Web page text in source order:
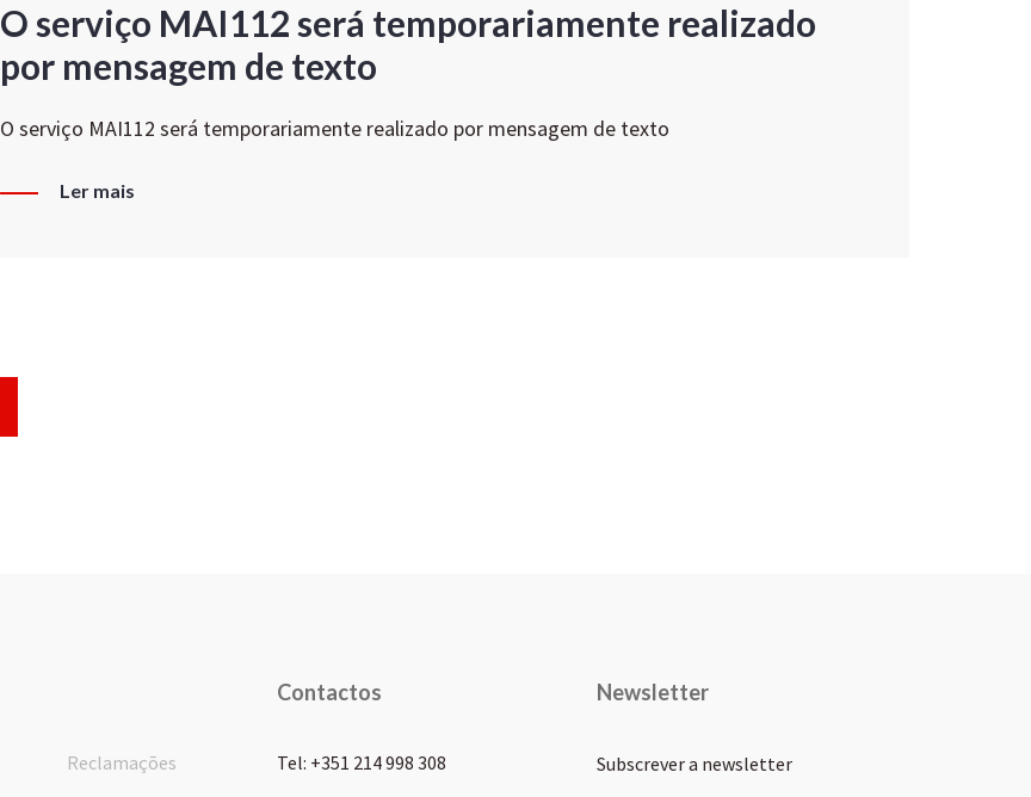
O serviço MAI112 será temporariamente realizado
por mensagem de texto
O serviço MAI112 será temporariamente realizado por mensagem de texto
Ler mais
Reclamações
Contactos
Tel: +351 214 998 308
Newsletter
Subscrever a newsletter